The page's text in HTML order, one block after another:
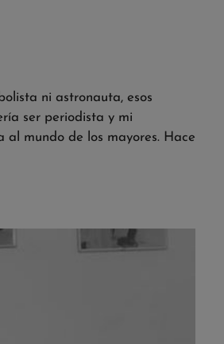
ni astronauta, esos
ser periodista y mi
mundo de los mayores. Hace